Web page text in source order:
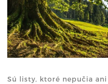
Sú listy, ktoré nepučia